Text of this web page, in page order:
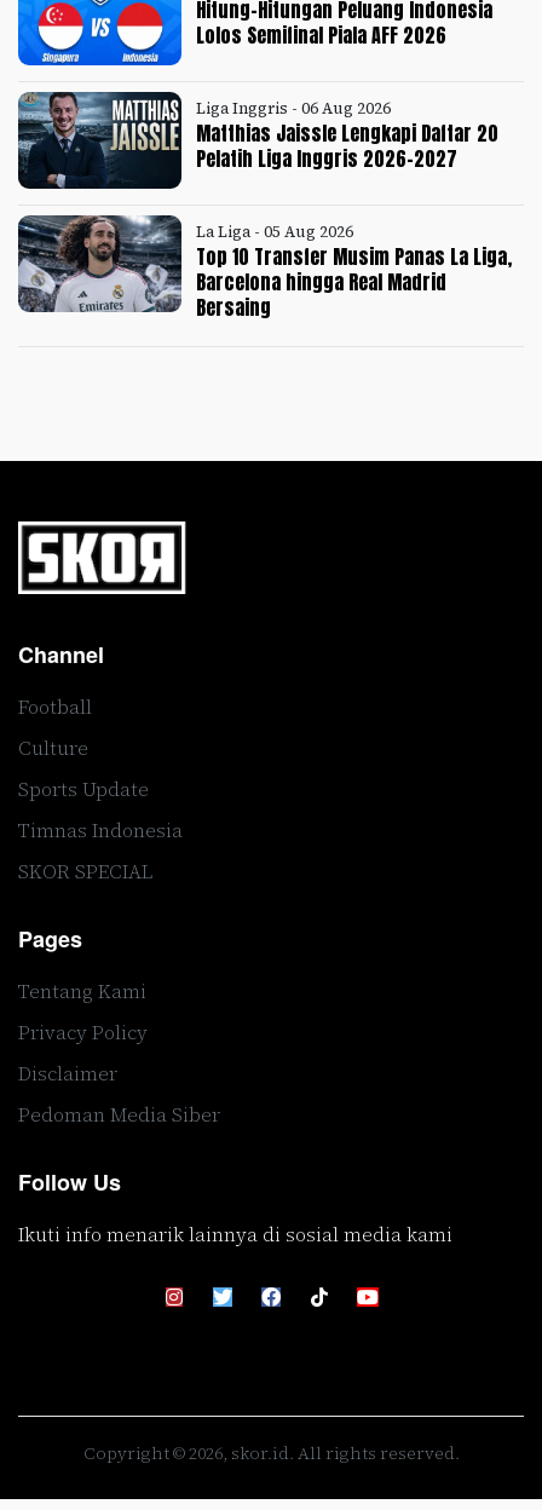
Hitung-Hitungan Peluang Indonesia
Lolos Semifinal Piala AFF 2026
Liga Inggris - 06 Aug 2026
Matthias Jaissle Lengkapi Daftar 20
Pelatih Liga Inggris 2026-2027
La Liga - 05 Aug 2026
Top 10 Transfer Musim Panas La Liga,
Barcelona hingga Real Madrid
Bersaing
Channel
Football
Culture
Sports Update
Timnas Indonesia
SKOR SPECIAL
Pages
Tentang Kami
Privacy Policy
Disclaimer
Pedoman Media Siber
Follow Us
Ikuti info menarik lainnya di sosial media kami
Copyright © 2026, skor.id. All rights reserved.